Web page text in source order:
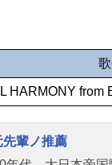
HARMONY from
先輩ノ推薦